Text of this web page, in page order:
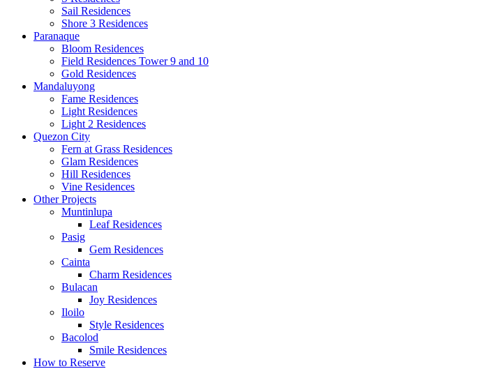
Sail Residences
Shore 3 Residences
Paranaque
Bloom Residences
Field Residences Tower 9 and 10
Gold Residences
Mandaluyong
Fame Residences
Light Residences
Light 2 Residences
Quezon City
Fern at Grass Residences
Glam Residences
Hill Residences
Vine Residences
Other Projects
Muntinlupa
Leaf Residences
Pasig
Gem Residences
Cainta
Charm Residences
Bulacan
Joy Residences
Iloilo
Style Residences
Bacolod
Smile Residences
How to Reserve